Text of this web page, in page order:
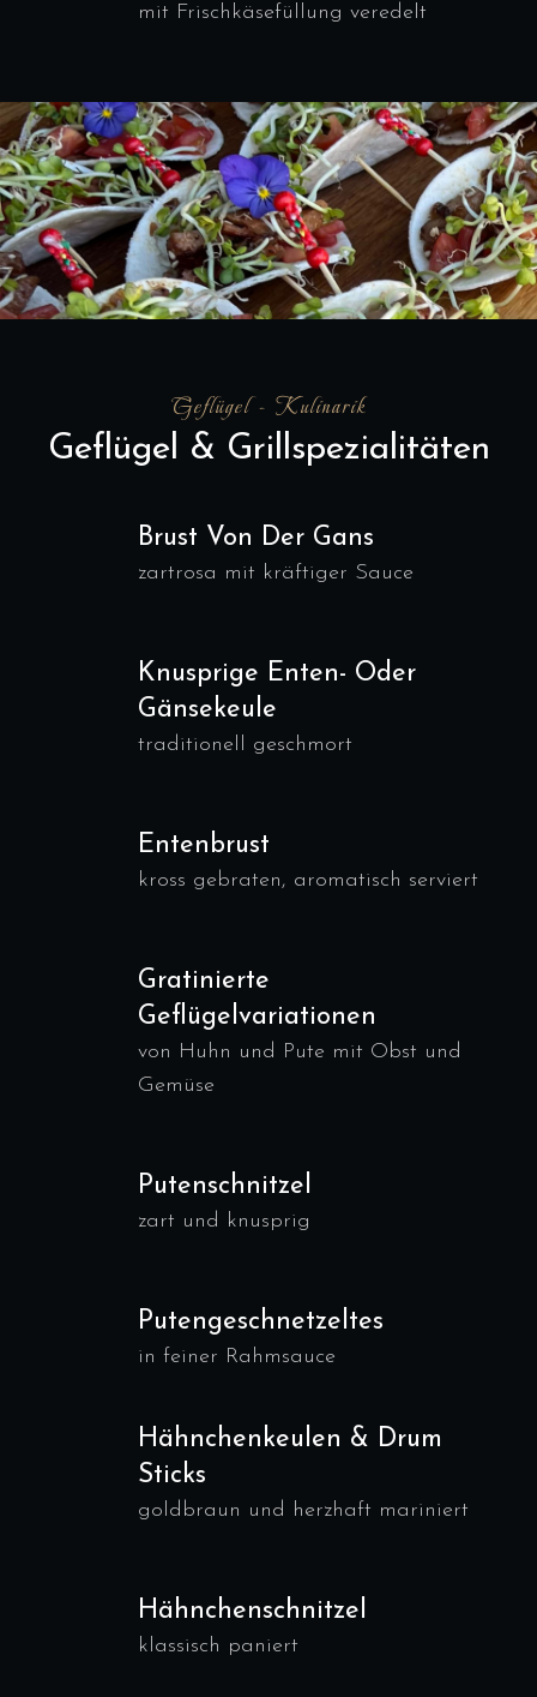
mit Frischkäsefüllung veredelt
Geflügel - Kulinarik
Geflügel & Grillspezialitäten
Brust Von Der Gans
zartrosa mit kräftiger Sauce
Knusprige Enten- Oder
Gänsekeule
traditionell geschmort
Entenbrust
kross gebraten, aromatisch serviert
Gratinierte
Geflügelvariationen
von Huhn und Pute mit Obst und
Gemüse
Putenschnitzel
zart und knusprig
Putengeschnetzeltes
in feiner Rahmsauce
Hähnchenkeulen & Drum
Sticks
goldbraun und herzhaft mariniert
Hähnchenschnitzel
klassisch paniert